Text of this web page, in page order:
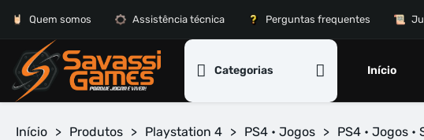
Quem somos Assistência técnica Perguntas frequentes
Categorias Início
Início > Produtos > Playstation 4 > PS4 • Jogos > PS4 • Jogos •